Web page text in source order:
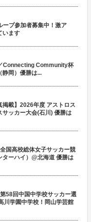
ープ参加者募集中！激ア
います
Connecting Community杯
静岡）優勝は...
掲載】2026年度 アストロス
サッカー大会(石川) 優勝は
国高校総体女子サッカー競
ターハイ）@北海道 優勝は
58回中国中学校サッカー選
川学園中学校！岡山学芸館